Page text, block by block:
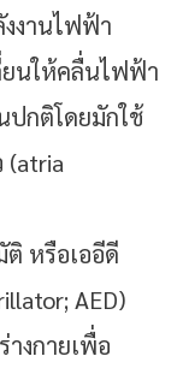
งานไฟฟ้า
นให้คลื่นไฟฟ้า
ปกติโดยมักใช้
(atria
ติ หรือเออีดี
AED)
งกายเพื่อ